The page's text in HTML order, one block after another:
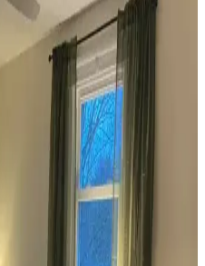
ve Fonksiyonellik: Renk
Estetik İncelemesi
renk uyumu,
gibi unsurların yaşam
nasıl etkilediği inceleniyor.
Seçimi, Aydınlatma
Estetik İyileştirme
aydınlatma ve mobilyaların
ve fonksiyonel kılar. Doğru
dış görünümünü güçlendirir.